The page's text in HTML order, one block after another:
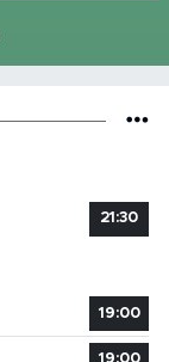
21:30
19:00